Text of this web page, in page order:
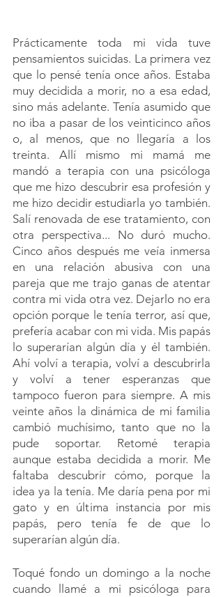
Prácticamente toda mi vida tuve
pensamientos suicidas. La primera vez
que lo pensé tenía once años. Estaba
muy decidida a morir, no a esa edad,
sino más adelante. Tenía asumido que
no iba a pasar de los veinticinco años
o, al menos, que no llegaría a los
treinta. Allí mismo mi mamá me
mandó a terapia con una psicóloga
que me hizo descubrir esa profesión y
me hizo decidir estudiarla yo también.
Salí renovada de ese tratamiento, con
otra perspectiva... No duró mucho.
Cinco años después me veía inmersa
en una relación abusiva con una
pareja que me trajo ganas de atentar
contra mi vida otra vez. Dejarlo no era
opción porque le tenía terror, así que,
prefería acabar con mi vida. Mis papás
lo superarían algún día y él también.
Ahí volví a terapia, volví a descubrirla
y volví a tener esperanzas que
tampoco fueron para siempre. A mis
veinte años la dinámica de mi familia
cambió muchísimo, tanto que no la
pude soportar. Retomé terapia
aunque estaba decidida a morir. Me
faltaba descubrir cómo, porque la
idea ya la tenía. Me daría pena por mi
gato y en última instancia por mis
papás, pero tenía fe de que lo
superarían algún día.
Toqué fondo un domingo a la noche
cuando llamé a mi psicóloga para